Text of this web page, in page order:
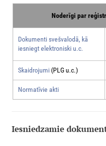
Noderīgi par
Dokumenti svešvalodā, kā
iesniegt elektroniski u.c.
Skaidrojumi(PLG u.c.)
Normatīvie akti
Iesniedzamie